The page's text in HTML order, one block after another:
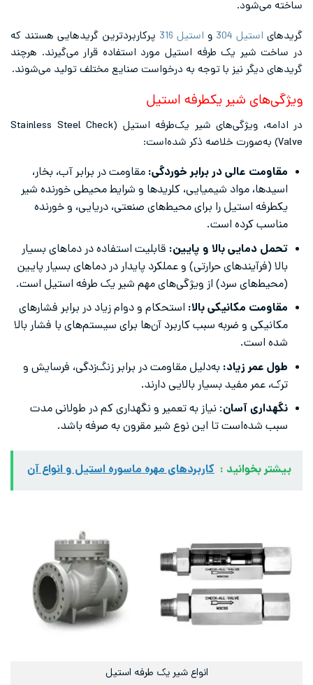
ساخته می‌شود.
گریدهای استیل 304 و استیل 316
پرکاربردترین گریدهایی هستند که
در ساخت شیر یک طرفه استیل مورد استفاده قرار می‌گیرند. هرچند
گریدهای دیگر نیز با توجه به درخواست صنایع مختلف تولید می‌شوند.
ویژگی‌های شیر یکطرفه استیل
در ادامه، ویژگی‌های شیر یک‌طرفه استیل (Stainless Steel Check
Valve) به‌صورت خلاصه ذکر شده‌است:
مقاومت عالی در برابر خوردگی: مقاومت در برابر آب، بخار،
اسیدها، مواد شیمیایی، کلریدها و شرایط محیطی خورنده شیر
یکطرفه استیل را برای محیط‌های صنعتی، دریایی، و خورنده
مناسب کرده است.
تحمل دمایی بالا و پایین: قابلیت استفاده در دماهای بسیار
بالا (فرآیندهای حرارتی) و عملکرد پایدار در دماهای بسیار پایین
(محیط‌های سرد) از ویژگی‌های مهم شیر یک طرفه استیل است.
مقاومت مکانیکی بالا: استحکام و دوام زیاد در برابر فشارهای
مکانیکی و ضربه سبب کاربرد آن‌ها برای سیستم‌های با فشار بالا
شده است.
طول عمر زیاد: به‌دلیل مقاومت در برابر زنگ‌زدگی، فرسایش و
ترک، عمر مفید بسیار بالایی دارند.
نگهداری آسان: نیاز به تعمیر و نگهداری کم در طولانی مدت
سبب شده‌است تا این نوع شیر مقرون به صرفه باشد.
بیشتر بخوانید : کاربردهای مهره ماسوره استیل و انواع آن
انواع شیر یک طرفه استیل